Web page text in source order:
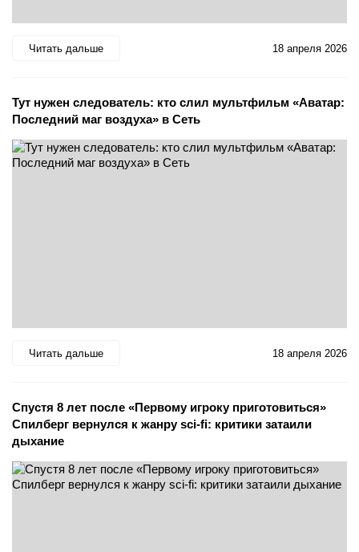
Читать дальше 18 апреля 2026
Тут нужен следователь: кто слил мультфильм «Аватар:
Последний маг воздуха» в Сеть
Читать дальше 18 апреля 2026
Спустя 8 лет после «Первому игроку приготовиться»
Спилберг вернулся к жанру sci-fi: критики затаили
дыхание